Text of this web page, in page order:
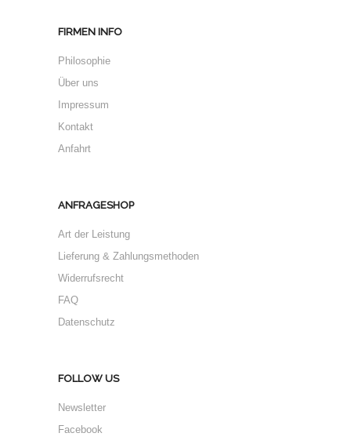
FIRMEN INFO
Philosophie
Über uns
Impressum
Kontakt
Anfahrt
ANFRAGESHOP
Art der Leistung
Lieferung & Zahlungsmethoden
Widerrufsrecht
FAQ
Datenschutz
FOLLOW US
Newsletter
Facebook